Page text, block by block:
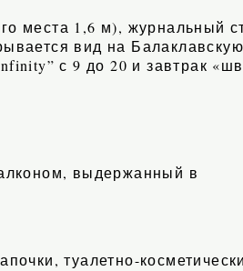
места 1,6 м), журнальный
вид на
с 9 до 20 и завтрак
выдержанный в
туалетно-